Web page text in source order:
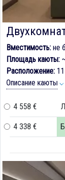
Вместимость: не
Площадь каюты:
Расположение:
Описание каюты
4 558 €
4 338 €